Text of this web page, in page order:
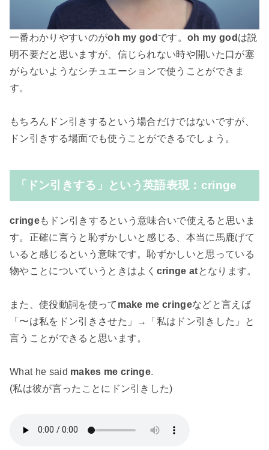
一番わかりやすいのがoh my god です。oh my god は説
明不要だと思いますが、信じられない時や開いた口が塞
がらないようなシチュエーションで使うことができま
す。
もちろんドン引きするという場合だけではないですが、
ドン引きする場面でも使うことができるでしょう。
「ドン引きする」という英語表現：cringe
cringeもドン引きするという意味合いで使えると思いま
す。正確に言うと恥ずかしいと感じる、本当に馬鹿げて
いると感じるという意味です。恥ずかしいと思っている
物やことについていうときはよく cringe atとなります。
また、使役動詞を使って make me cringeなどと言えば
「〜は私をドン引きさせた」→「私はドン引きした」と
言うことができると思います。
What he said makes me cringe.
(私は彼が言ったことにドン引きした)